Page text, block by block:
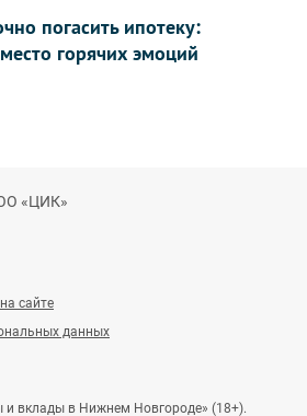
погасить ипотеку:
горячих эмоций
«ЦИК»
сайте
данных
и вклады в Нижнем Новгороде» (18+).